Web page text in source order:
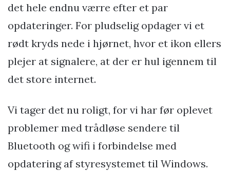
det hele endnu værre efter et par
opdateringer. For pludselig opdager vi et
rødt kryds nede i hjørnet, hvor et ikon ellers
plejer at signalere, at der er hul igennem til
det store internet.
Vi tager det nu roligt, for vi har før oplevet
problemer med trådløse sendere til
Bluetooth og wifi i forbindelse med
opdatering af styresystemet til Windows.